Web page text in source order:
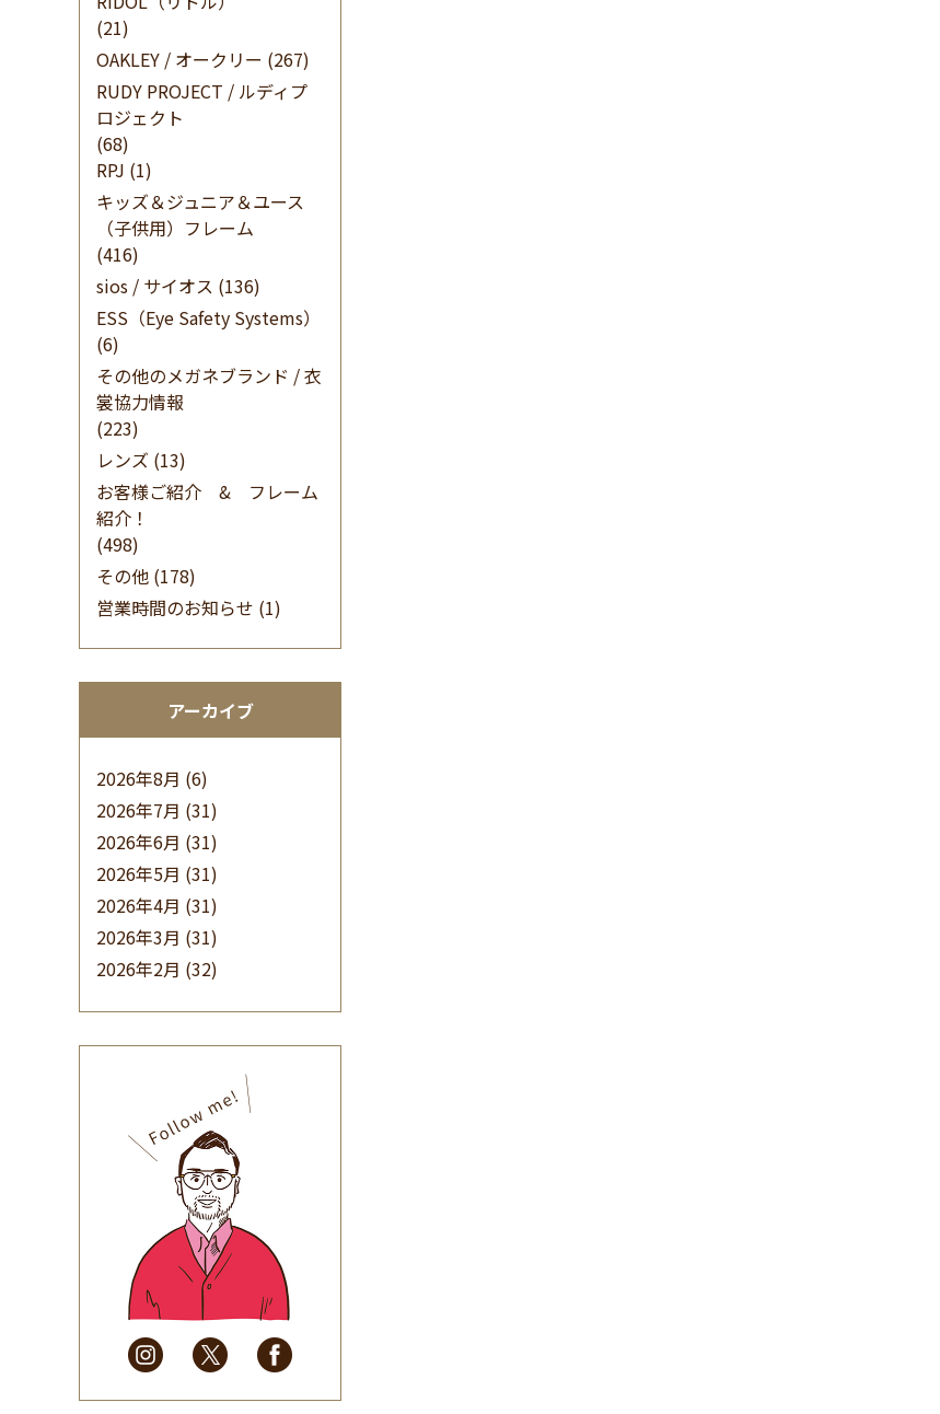
(21)
OAKLEY / オークリー (267)
RUDY PROJECT / ルディプ
ロジェクト
(68)
RPJ (1)
キッズ＆ジュニア＆ユース
（子供用）フレーム
(416)
sios / サイオス (136)
ESS（Eye Safety Systems）
(6)
その他のメガネブランド / 衣
裳協力情報
(223)
レンズ (13)
お客様ご紹介 & フレーム
紹介！
(498)
その他 (178)
営業時間のお知らせ (1)
アーカイブ
2026年8月 (6)
2026年7月 (31)
2026年6月 (31)
2026年5月 (31)
2026年4月 (31)
2026年3月 (31)
2026年2月 (32)
(32)
2025年9月(30)
2025年8月(31)
2025年7月(37)
2025年6月(48)
2025年5月
(41)
2025年4月
(32)
2025年3月(31)
2025年2月
(28)
2025年1月
(34)